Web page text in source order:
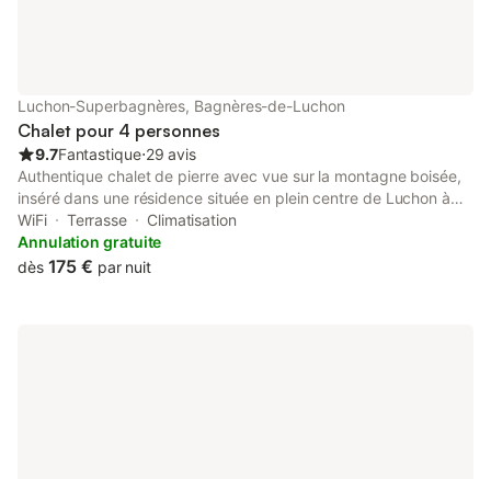
Luchon-Superbagnères, Bagnères-de-Luchon
Chalet pour 4 personnes
9.7Fantastique⋅29 avis
Authentique chalet de pierre avec vue sur la montagne boisée,
inséré dans une résidence située en plein centre de Luchon à
100 m des télécabines et 300 m des thermes. Chalet rénové à
neuf dans un style contemporain par un architecte, très
lumineux, calme, fonctionnel et confortable. Terrasse et Cave
WiFi Terrasse
Climatisation
Annulation gratuite
dès 175 € par nuit